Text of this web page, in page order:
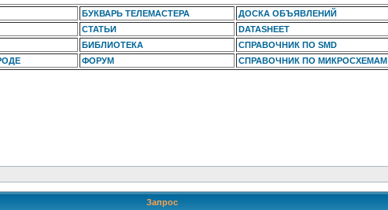
БУКВАРЬ ТЕЛЕМАСТЕРА
ДОСКА ОБЪЯВЛЕНИЙ
СТАТЬИ
DATASHEET
БИБЛИОТЕКА
СПРАВОЧНИК ПО SMD
ФОРУМ СПРАВОЧНИК ПО МИКРОСХЕМАМ
Запрос